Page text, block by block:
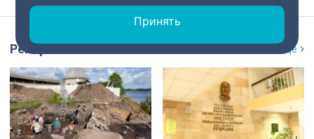
Репортаж Ещё
Принять